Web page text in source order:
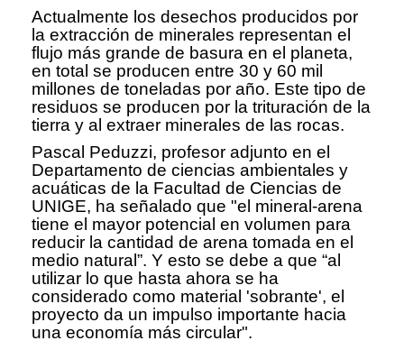
Actualmente los desechos producidos por
la extracción de minerales representan el
flujo más grande de basura en el planeta,
en total se producen entre 30 y 60 mil
millones de toneladas por año. Este tipo de
residuos se producen por la trituración de la
tierra y al extraer minerales de las rocas.
Pascal Peduzzi, profesor adjunto en el
Departamento de ciencias ambientales y
acuáticas de la Facultad de Ciencias de
UNIGE, ha señalado que "el mineral-arena
tiene el mayor potencial en volumen para
reducir la cantidad de arena tomada en el
medio natural”. Y esto se debe a que “al
utilizar lo que hasta ahora se ha
considerado como material 'sobrante', el
proyecto da un impulso importante hacia
una economía más circular".